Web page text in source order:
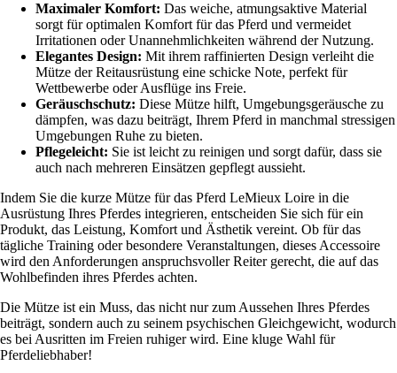
Maximaler Komfort: Das weiche, atmungsaktive Material
sorgt für optimalen Komfort für das Pferd und vermeidet
Irritationen oder Unannehmlichkeiten während der Nutzung.
Elegantes Design: Mit ihrem raffinierten Design verleiht die
Mütze der Reitausrüstung eine schicke Note, perfekt für
Wettbewerbe oder Ausflüge ins Freie.
Geräuschschutz: Diese Mütze hilft, Umgebungsgeräusche zu
dämpfen, was dazu beiträgt, Ihrem Pferd in manchmal stressigen
Umgebungen Ruhe zu bieten.
Pflegeleicht: Sie ist leicht zu reinigen und sorgt dafür, dass sie
auch nach mehreren Einsätzen gepflegt aussieht.
Indem Sie die kurze Mütze für das Pferd LeMieux Loire in die
Ausrüstung Ihres Pferdes integrieren, entscheiden Sie sich für ein
Produkt, das Leistung, Komfort und Ästhetik vereint. Ob für das
tägliche Training oder besondere Veranstaltungen, dieses Accessoire
wird den Anforderungen anspruchsvoller Reiter gerecht, die auf das
Wohlbefinden ihres Pferdes achten.
Die Mütze ist ein Muss, das nicht nur zum Aussehen Ihres Pferdes
beiträgt, sondern auch zu seinem psychischen Gleichgewicht, wodurch
es bei Ausritten im Freien ruhiger wird. Eine kluge Wahl für
Pferdeliebhaber!